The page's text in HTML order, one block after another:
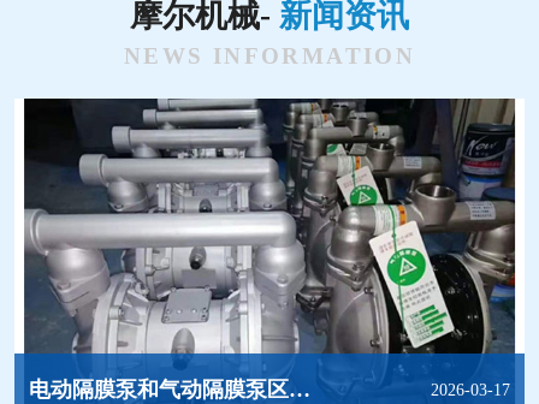
摩尔机械- 新闻资讯
NEWS INFORMATION
电动隔膜泵和气动隔膜泵区别有哪些? 2026-03-17